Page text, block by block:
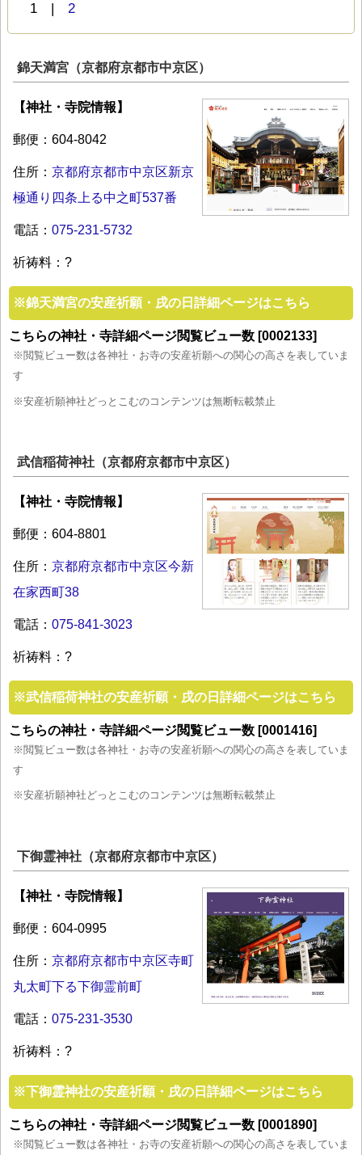
1 | 2
錦天満宮（京都府京都市中京区）
【神社・寺院情報】
郵便：604-8042
住所： 京都府京都市中京区新京
極通り四条上る中之町537番
電話： 075-231-5732
祈祷料：?
※錦天満宮の安産祈願・戌の日詳細ページはこちら
こちらの神社・寺詳細ページ閲覧ビュー数 [0002133]
※閲覧ビュー数は各神社・お寺の安産祈願への関心の高さを表していま
す
※安産祈願神社どっとこむのコンテンツは無断転載禁止
武信稲荷神社（京都府京都市中京区）
【神社・寺院情報】
郵便：604-8801
住所： 京都府京都市中京区今新
在家西町38
電話： 075-841-3023
祈祷料：?
※武信稲荷神社の安産祈願・戌の日詳細ページはこちら
こちらの神社・寺詳細ページ閲覧ビュー数 [0001416]
※閲覧ビュー数は各神社・お寺の安産祈願への関心の高さを表していま
す
※安産祈願神社どっとこむのコンテンツは無断転載禁止
下御霊神社（京都府京都市中京区）
【神社・寺院情報】
郵便：604-0995
住所： 京都府京都市中京区寺町
丸太町下る下御霊前町
電話： 075-231-3530
祈祷料：?
※下御霊神社の安産祈願・戌の日詳細ページはこちら
こちらの神社・寺詳細ページ閲覧ビュー数 [0001890]
※閲覧ビュー数は各神社・お寺の安産祈願への関心の高さを表していま